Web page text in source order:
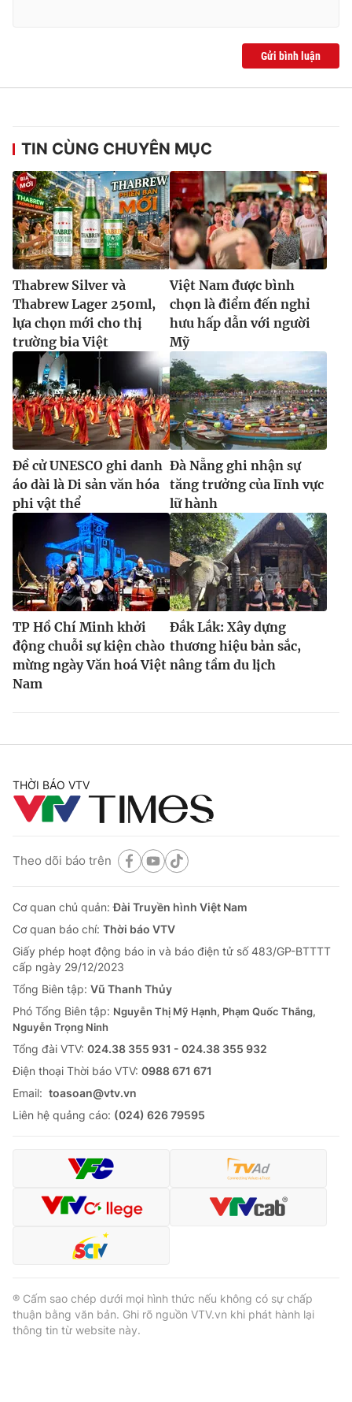
Gửi bình luận
TIN CÙNG CHUYÊN MỤC
Thabrew Silver và
Thabrew Lager 250ml,
lựa chọn mới cho thị
trường bia Việt
Việt Nam được bình
chọn là điểm đến nghỉ
hưu hấp dẫn với người
Mỹ
Đề cử UNESCO ghi danh
áo dài là Di sản văn hóa
phi vật thể
Đà Nẵng ghi nhận sự
tăng trưởng của lĩnh vực
lữ hành
TP Hồ Chí Minh khởi
động chuỗi sự kiện chào
mừng ngày Văn hoá Việt
Nam
Đắk Lắk: Xây dựng
thương hiệu bản sắc,
nâng tầm du lịch
THỜI BÁO VTV
Theo dõi báo trên
Cơ quan chủ quản:Đài Truyền hình Việt Nam
Cơ quan báo chí: Thời báo VTV
Giấy phép hoạt động báo in và báo điện tử số 483/GP-BTTTT
cấp ngày 29/12/2023
Tổng Biên tập: Vũ Thanh Thủy
Phó Tổng Biên tập: Nguyễn Thị Mỹ Hạnh, Phạm Quốc Thắng,
Nguyễn Trọng Ninh
Tổng đài VTV: 024.38 355 931 - 024.38 355 932
Ðiện thoại Thời báo VTV: 0988 671 671
Email: toasoan@vtv.vn
Liên hệ quảng cáo: (024) 626 79595
® Cấm sao chép dưới mọi hình thức nếu không có sự chấp
thuận bằng văn bản. Ghi rõ nguồn VTV.vn khi phát hành lại
thông tin từ website này.